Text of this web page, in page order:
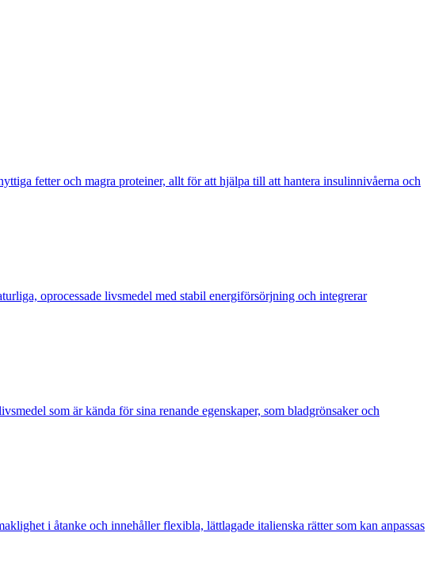
fetter och magra proteiner, allt för att hjälpa till att hantera insulinnivåerna och
oprocessade livsmedel med stabil energiförsörjning och integrerar
som är kända för sina renande egenskaper, som bladgrönsaker och
i åtanke och innehåller flexibla, lättlagade italienska rätter som kan anpassas